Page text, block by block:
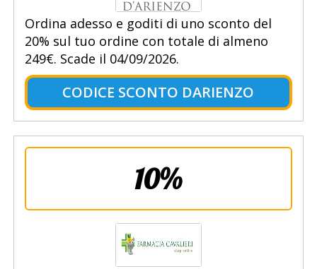
Ordina adesso e goditi di uno sconto del
20% sul tuo ordine con totale di almeno
249€. Scade il 04/09/2026.
CODICE SCONTO DARIENZO
10%